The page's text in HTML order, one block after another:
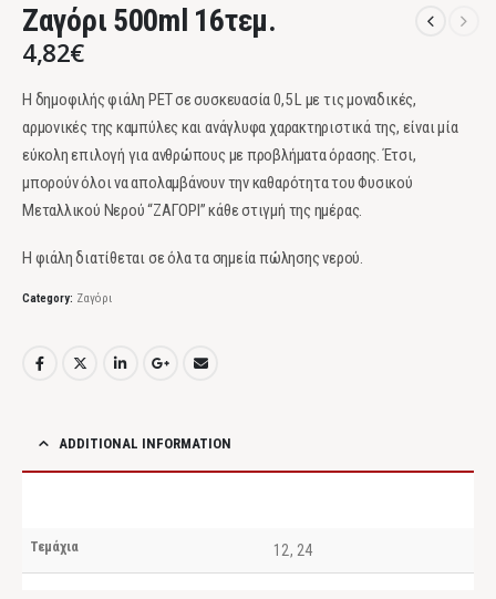
Ζαγόρι 500ml 16τεμ.
4,82€
Η δημοφιλής φιάλη PET σε συσκευασία 0,5 L με τις μοναδικές,
αρμονικές της καμπύλες και ανάγλυφα χαρακτηριστικά της, είναι μία
εύκολη επιλογή για ανθρώπους με προβλήματα όρασης. Έτσι,
μπορούν όλοι να απολαμβάνουν την καθαρότητα του Φυσικού
Μεταλλικού Νερού “ΖΑΓΟΡΙ” κάθε στιγμή της ημέρας.
Η φιάλη διατίθεται σε όλα τα σημεία πώλησης νερού.
Category: Ζαγόρι
ADDITIONAL INFORMATION
Τεμάχια 12, 24